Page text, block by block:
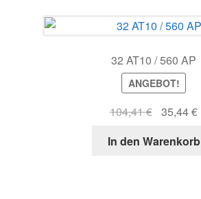
32 AT10 / 560 AP
ANGEBOT!
104,41€
war:
35,44€
In den Warenkorb